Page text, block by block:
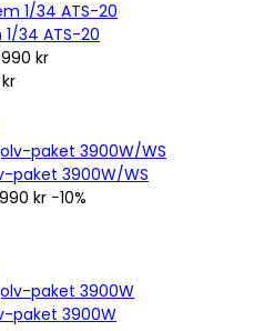
34 ATS-20
kr
paket 3900W/WS
kr −10%
paket 3900W